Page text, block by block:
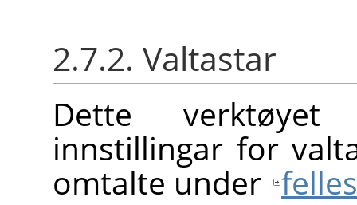
2.7.2. Valtastar
Dette
innstillingar for
omtalte under